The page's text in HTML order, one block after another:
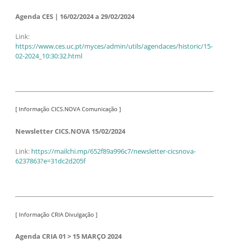
Agenda CES | 16/02/2024 a 29/02/2024
Link:
https://www.ces.uc.pt/myces/admin/utils/agendaces/historic/15-
02-2024_10:30:32.html
[ Informação CICS.NOVA Comunicação ]
Newsletter CICS.NOVA 15/02/2024
Link: https://mailchi.mp/652f89a996c7/newsletter-cicsnova-
6237863?e=31dc2d205f
[ Informação CRIA Divulgação ]
Agenda CRIA 01 > 15 MARÇO 2024